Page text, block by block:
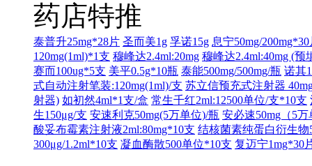
药店特推
泰普升25mg*28片 圣而美1g 孚诺15g 息宁50mg/200mg*30
120mg(1ml)*1支 穆峰达2.4ml:20mg 穆峰达2.4ml:40mg (预
赛而100ug*5支 美平0.5g*10瓶 泰能500mg/500mg/瓶 诺其
式自动注射笔装:120mg(1ml)/支 苏立信预充式注射器
射器) 如初然4ml*1支/盒 常生千红2ml:12500单位/支*10支
生150μg/支 安速利克50mg(5万单位)/瓶 安必速50mg（5
酸妥布霉素注射液2ml:80mg*10支 结核菌素纯蛋白衍生物
300μg/1.2ml*10支 凝血酶散500单位*10支 复迈宁1mg*30